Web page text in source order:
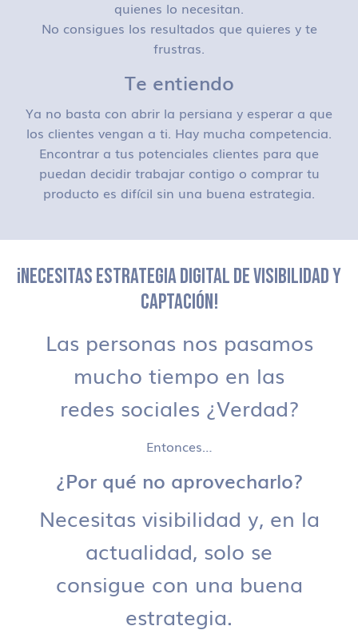
quienes lo necesitan.
No consigues los resultados que quieres y te
frustras.
Te entiendo
Ya no basta con abrir la persiana y esperar a que
los clientes vengan a ti. Hay mucha competencia.
Encontrar a tus potenciales clientes para que
puedan decidir trabajar contigo o comprar tu
producto es difícil sin una buena estrategia.
¡NECESITAS ESTRATEGIA DIGITAL DE VISIBILIDAD Y
CAPTACIÓN!
Las personas nos pasamos
mucho tiempo en las
redes sociales ¿Verdad?
Entonces…
¿Por qué no aprovecharlo?
Necesitas visibilidad y, en la
actualidad, solo se
consigue con una buena
estrategia.